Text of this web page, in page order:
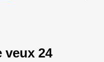
veux 24